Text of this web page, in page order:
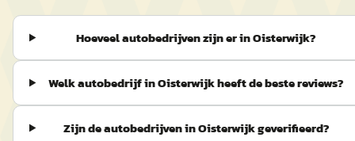
Hoeveel autobedrijven zijn er in Oisterwijk?
Welk autobedrijf in Oisterwijk heeft de beste reviews?
Zijn de autobedrijven in Oisterwijk geverifieerd?